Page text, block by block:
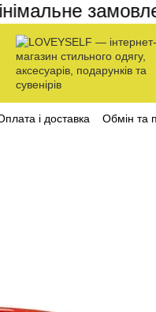
і доставка Обмін та